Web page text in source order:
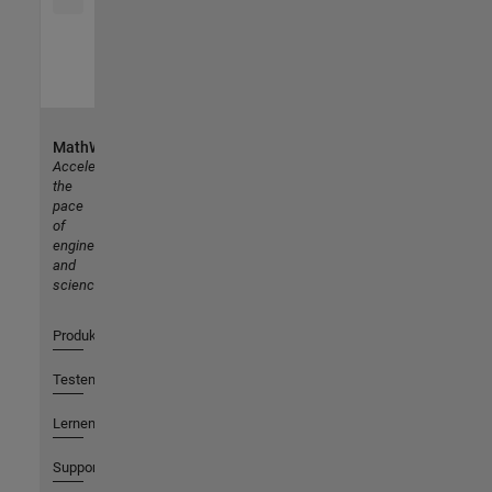
MathWorks
Accelerating
the
pace
of
engineering
and
science
Produkte
Testen oder Kaufen
Lernen
Support